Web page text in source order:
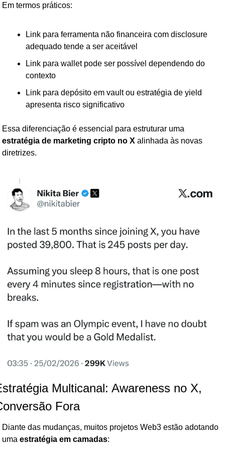
Em termos práticos:
Link para ferramenta não financeira com disclosure
adequado tende a ser aceitável
Link para wallet pode ser possível dependendo do
contexto
Link para depósito em vault ou estratégia de yield
apresenta risco significativo
estratégia de marketing cripto no X alinhada às novas
diretrizes.
Multicanal: Awareness no X,
Fora
Diante das mudanças, muitos projetos Web3 estão adotando
uma estratégia em camadas: